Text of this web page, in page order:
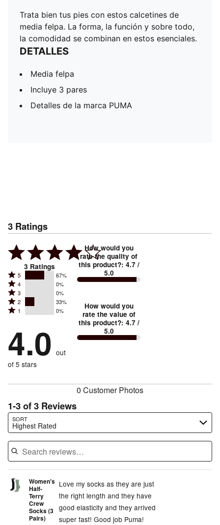
Trata bien tus pies con estos calcetines de
media felpa. La forma, la función y sobre todo,
la comodidad se combinan en estos esenciales.
DETALLES
Media felpa
Incluye 3 pares
Detalles de la marca PUMA
3 Ratings
3 Ratings
Rated
5
stars
by
reviewers
5 67%
Rated
4
stars
by
of
reviewers
4 0%
Rated
3
stars
0%
of
reviewers
3 0%
Rated
2
by
33%
reviewers
2 33%
Rated
stars
by
0%
of
1 0%
4.0 out
of 5 stars
How would you
rate the quality of
this product?: 4.7/
5.0
How would you
rate the value of
this product?: 4.7/
5.0
0 Customer Photos
1-3 of 3 Reviews
SORT
Highest Rated
Search reviews…
Women's
Half-
Terry
Crew
Socks (3
Pairs)
Love my socks as they are just
the right length and they have
good elasticity and they arrived
super fast! Good job Puma!